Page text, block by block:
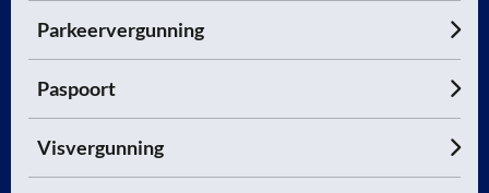
Parkeervergunning
Paspoort
Visvergunning